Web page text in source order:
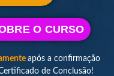
O CURSO
após a confirmação
de Conclusão!